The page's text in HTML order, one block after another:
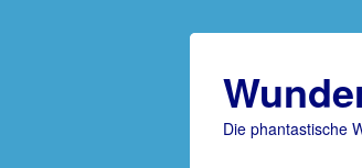
Die phantastische